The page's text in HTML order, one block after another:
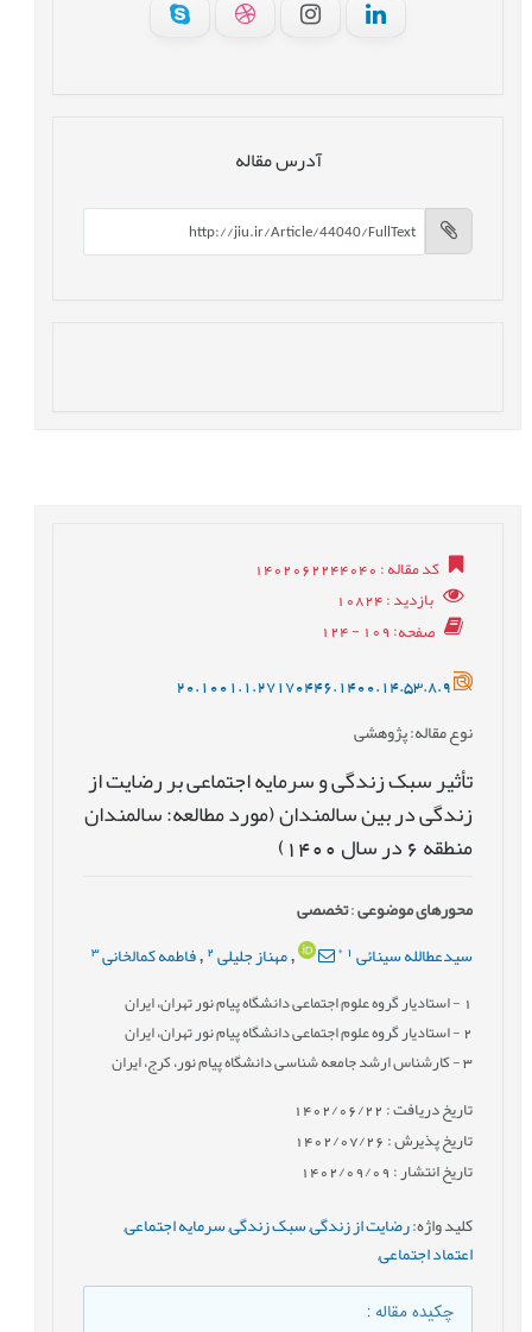
آدرس مقاله
کد مقاله: 1402062244040
بازدید: 10824
صفحه: 109 - 124
20.1001.1.27170446.1400.14.53.8.9
نوع مقاله: پژوهشی
تأثیر سبک زندگی و سرمایه اجتماعی بر رضایت از
زندگی در بین سالمندان (مورد مطالعه: سالمندان
منطقه 6 در سال 1400)
محورهای موضوعی:تخصصی
سیدعطالله سینائی *
,مهناز جلیلی 2
, فاطمه کمالخانی 3
- استادیار گروه علوم اجتماعی دانشگاه پیام نور تهران، ایران
2- استادیار گروه علوم اجتماعی دانشگاه پیام نور تهران، ایران
3- کارشناس ارشد جامعه شناسی دانشگاه پیام نور، کرج، ایران
تاریخ دریافت : 1402/06/22
تاریخ پذیرش : 1402/07/26
تاریخ انتشار : 1402/09/09
کلید واژه:رضایت از زندگی,سبک زندگی,سرمایه اجتماعی,
اعتماد اجتماعی,
چکیده مقاله: